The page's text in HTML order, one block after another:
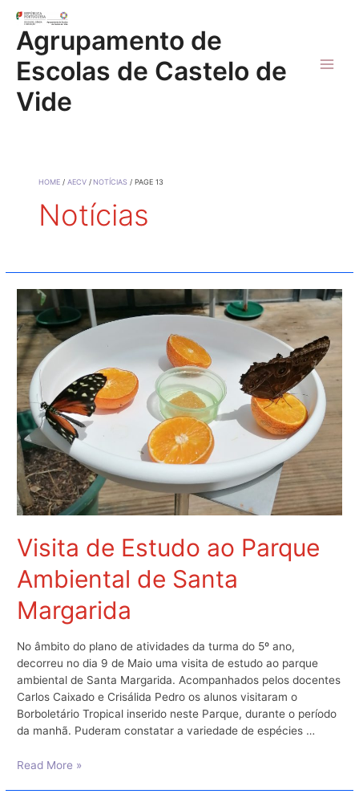
content
Agrupamento de
Escolas de Castelo de
Vide
HOME AECV NOTÍCIAS PAGE 13
Notícias
Visita de Estudo ao Parque
Ambiental de Santa
Margarida
No âmbito do plano de atividades da turma do 5º ano,
decorreu no dia 9 de Maio uma visita de estudo ao parque
ambiental de Santa Margarida. Acompanhados pelos docentes
Carlos Caixado e Crisálida Pedro os alunos visitaram o
Borboletário Tropical inserido neste Parque, durante o período
da manhã. Puderam constatar a variedade de espécies …
Visita
Read More »